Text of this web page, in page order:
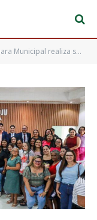
realiza sessão solene em homenagem ao Dia Internacional da Mulher